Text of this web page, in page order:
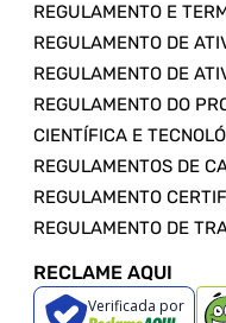
REGULAMENTO E
REGULAMENTO DE
REGULAMENTO DE
REGULAMENTO DO
CIENTÍFICA E
REGULAMENTOS DE
REGULAMENTO
REGULAMENTO DE
RECLAME AQUI
Verificada por